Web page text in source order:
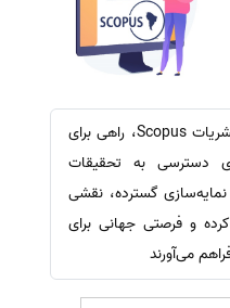
سینا ترجمه : انتشار مقاله در نشریات Scopus، راهی برای
دسترسی به تحقیقات
گسترده، نقشی
و فرصتی جهانی برای
می‌آورند